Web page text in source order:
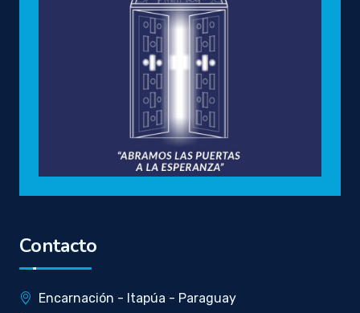
Contacto
Encarnación - Itapúa - Paraguay